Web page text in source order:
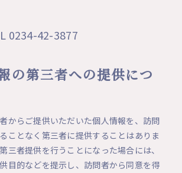
0234-42-3877
の第三者への提供につ
からご提供いただいた個人情報を、訪問
ことなく第三者に提供することはありま
三者提供を行うことになった場合には、
目的などを提示し、訪問者から同意を得